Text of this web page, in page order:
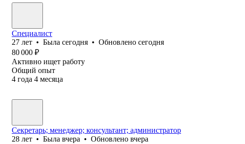
Специалист
27 лет • Была сегодня • Обновлено сегодня
80 000 ₽
Активно ищет работу
Общий опыт
4 года 4 месяца
Секретарь; менеджер; консультант; администратор
28 лет • Была вчера • Обновлено вчера